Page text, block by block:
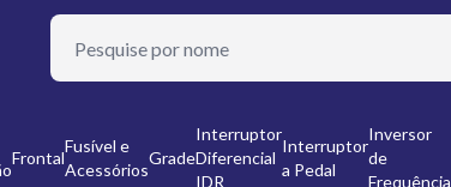
Frontal
Fusível e
Acessórios
Grade
Interruptor
Diferencial
IDR
Interruptor
a Pedal
Inversor
de
Frequência